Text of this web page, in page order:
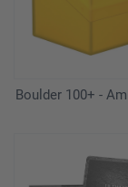
Boulder 100+ -